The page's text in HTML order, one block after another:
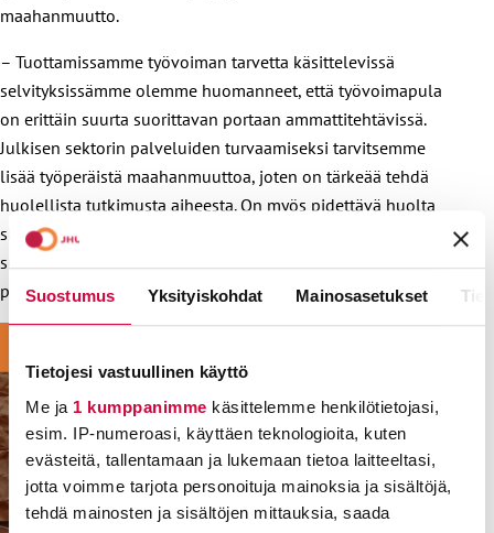
Suostumus Yksityiskohdat Mainosasetukset
Tietojesi vastuullinen käyttö
Me ja 1 kumppanimme käsittelemme henkilötietojasi,
esim. IP-numeroasi, käyttäen teknologioita, kuten
evästeitä, tallentamaan ja lukemaan tietoa laitteeltasi,
jotta voimme tarjota personoituja mainoksia ja sisältöjä,
tehdä mainosten ja sisältöjen mittauksia, saada
maahanmuutto.
– Tuottamissamme työvoiman tarvetta käsittelevissä
selvityksissämme olemme huomanneet, että työvoimapula
on erittäin suurta suorittavan portaan ammattitehtävissä.
Julkisen sektorin palveluiden turvaamiseksi tarvitsemme
lisää työperäistä maahanmuuttoa, joten on tärkeää tehdä
huolellista tutkimusta aiheesta. On myös pidettävä huolta
siitä, että kaikki tekevät töitä samoilla ehdoilla noudattaen
suomalaisia työehtosopimuksia, ammattiliitto JHL:n
puheenjohtajaPäivi Niemi-Lainehuomauttaa.